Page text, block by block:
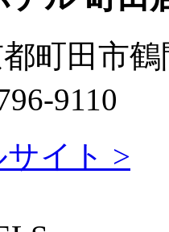
町田市鶴
9110
イト >